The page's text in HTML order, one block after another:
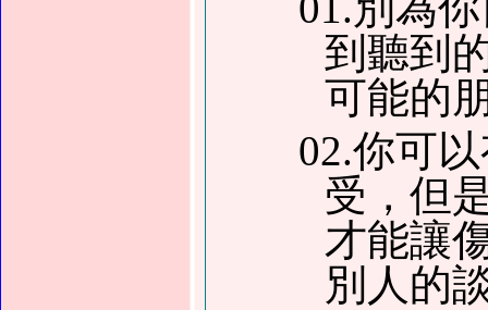
到聽到
可能的
02.你可
受，但
才能讓
別人的